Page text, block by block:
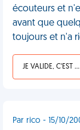
écouteurs et
avant que
toujours et n'a
JE VALIDE, C'EST UNE VDM
Par rico - 15/10/